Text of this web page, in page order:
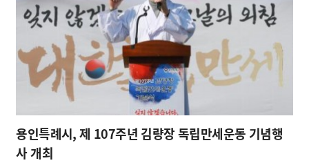
용인특례시, 제 107주년 김량장 독립만세운동 기념행
사 개최